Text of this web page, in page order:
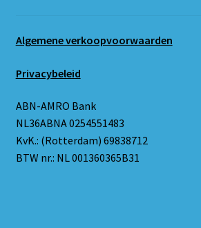
Algemene verkoopvoorwaarden
Privacybeleid
ABN-AMRO Bank
NL36ABNA 0254551483
KvK.: (Rotterdam) 69838712
BTW nr.: NL 001360365B31